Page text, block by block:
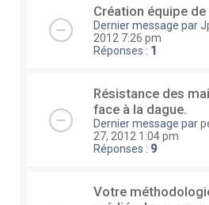
Création équipe
Dernier message par
2012 7:26 pm
Réponses : 1
Résistance des
face à la dague.
Dernier message par
27, 2012 1:04 pm
Réponses : 9
Votre